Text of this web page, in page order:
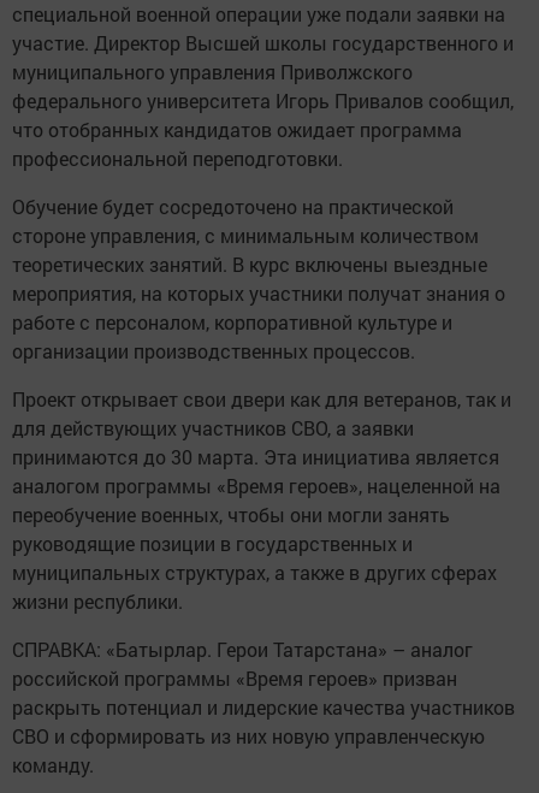
специальной военной операции уже подали заявки на
участие. Директор Высшей школы государственного и
муниципального управления Приволжского
федерального университета Игорь Привалов сообщил,
что отобранных кандидатов ожидает программа
профессиональной переподготовки.
Обучение будет сосредоточено на практической
стороне управления, с минимальным количеством
теоретических занятий. В курс включены выездные
мероприятия, на которых участники получат знания о
работе с персоналом, корпоративной культуре и
организации производственных процессов.
Проект открывает свои двери как для ветеранов, так и
для действующих участников СВО, а заявки
принимаются до 30 марта. Эта инициатива является
аналогом программы «Время героев», нацеленной на
переобучение военных, чтобы они могли занять
руководящие позиции в государственных и
муниципальных структурах, а также в других сферах
жизни республики.
СПРАВКА: «Батырлар. Герои Татарстана» – аналог
российской программы «Время героев» призван
раскрыть потенциал и лидерские качества участников
СВО и сформировать из них новую управленческую
команду.